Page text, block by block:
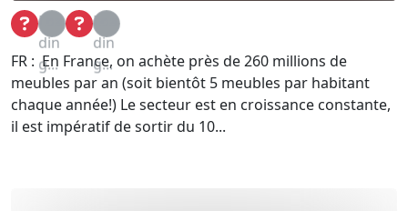
Loa
din
g...
Loa
din
g...
FR : En France, on achète près de 260 millions de
meubles par an (soit bientôt 5 meubles par habitant
chaque année!) Le secteur est en croissance constante,
il est impératif de sortir du 10...